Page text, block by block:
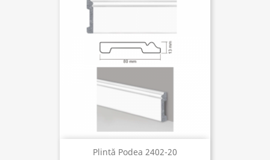
Plintă Podea 2402-20